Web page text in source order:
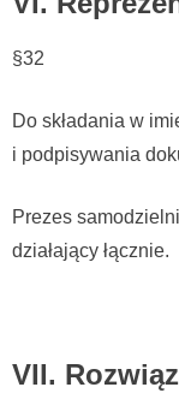
§32
Do składania w
i podpisywania
Prezes
działający łącznie.
VII.